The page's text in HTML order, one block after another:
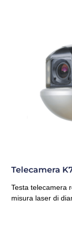
Telecamera
Testa telecamera
misura laser di